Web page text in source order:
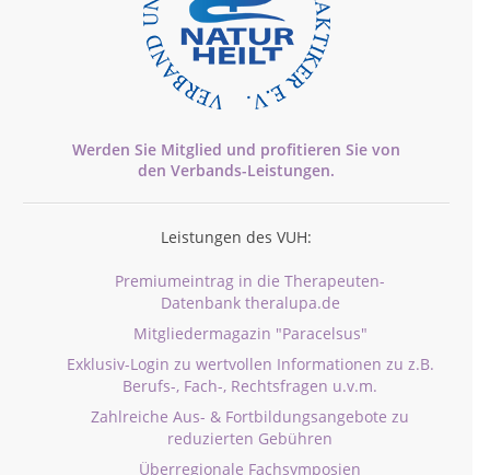
Werden Sie Mitglied und profitieren Sie von
den Verbands-Leistungen.
Leistungen des VUH:
Premiumeintrag in die Therapeuten-
Datenbank theralupa.de
Mitgliedermagazin "Paracelsus"
Exklusiv-Login zu wertvollen Informationen zu z.B.
Berufs-, Fach-, Rechtsfragen u.v.m.
Zahlreiche Aus- & Fortbildungsangebote zu
reduzierten Gebühren
Überregionale Fachsymposien